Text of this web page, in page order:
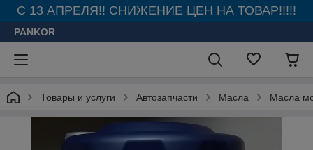
С 13 АПРЕЛЯ!! СНИЖЕНИЕ ЦЕН НА ТОВАР!!!!!
PANKOR
Товары и услуги Автозапчасти Масла Масла